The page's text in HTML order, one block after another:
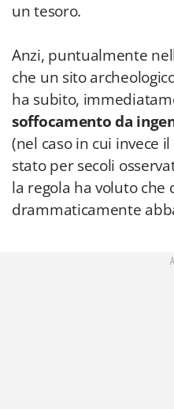
un tesoro.
Anzi, puntualmente
che un sito
ha subito,
soffocamento da
(nel caso in cui invece
stato per secoli
la regola ha voluto che
drammaticamente